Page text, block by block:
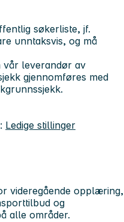
søkerliste, jf.
unntaksvis, og må
vår leverandør av
gjennomføres med
Ledige stillinger
videregående opplæring,
og
alle områder.